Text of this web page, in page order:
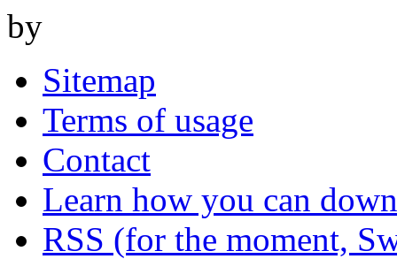
by
Sitemap
Terms of usage
Contact
Learn how you can
RSS (for the moment,